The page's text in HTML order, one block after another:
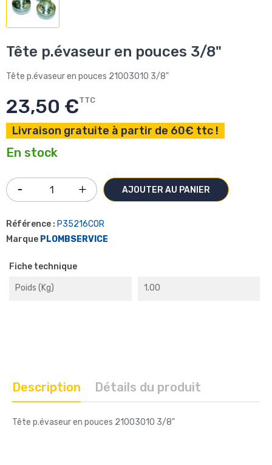
Tête p.évaseur en pouces 3/8"
Tête p.évaseur en pouces 21003010 3/8"
23,50 €TTC
Livraison gratuite à partir de 60€ ttc !
En stock
AJOUTER AU PANIER
Référence : P35216COR
Marque PLOMBSERVICE
Fiche technique
Poids (kg) 1.00
Description Détails du produit
Tête p.évaseur en pouces 21003010 3/8"